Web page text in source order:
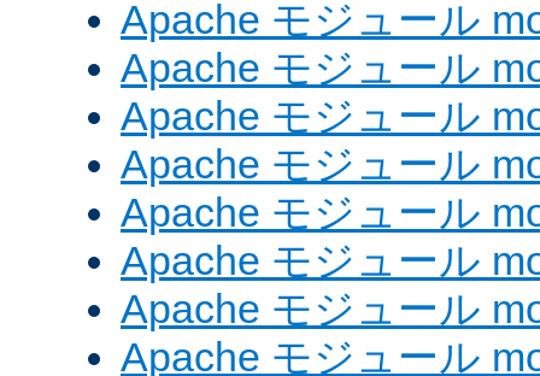
Apache モジュール
Apache モジュール
Apache モジュール
Apache モジュール
Apache モジュール
Apache モジュール
Apache モジュール
Apache モジュール